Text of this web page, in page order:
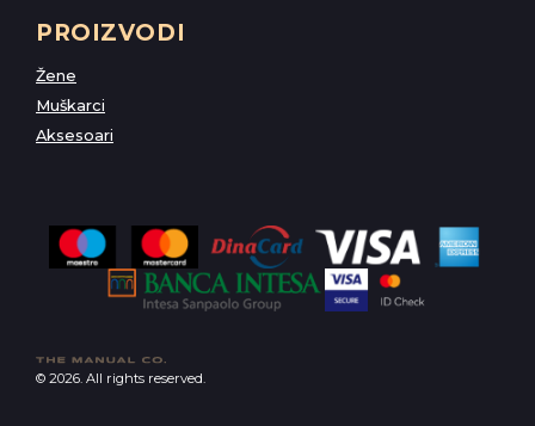
PROIZVODI
Žene
Muškarci
Aksesoari
© 2026. All rights reserved.